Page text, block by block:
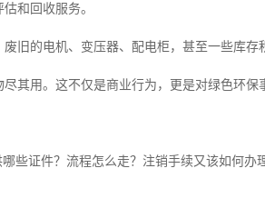
和回收服务。
旧的电机、变压器、配电柜，甚至一些库存
其用。这不仅是商业行为，更是对绿色环保
些证件？流程怎么走？注销手续又该如何办